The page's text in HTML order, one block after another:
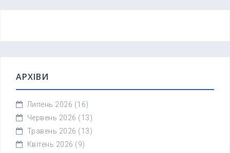
АРХІВИ
Липень 2026 (16)
Червень 2026 (13)
Травень 2026 (13)
Квітень 2026 (9)